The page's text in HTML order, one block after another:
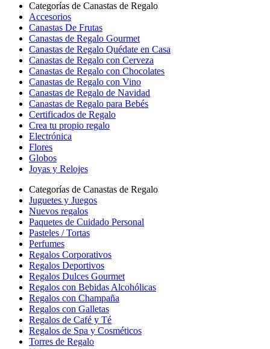
Categorías de Canastas de Regalo
Accesorios
Canastas De Frutas
Canastas de Regalo Gourmet
Canastas de Regalo Quédate en Casa
Canastas de Regalo con Cerveza
Canastas de Regalo con Chocolates
Canastas de Regalo con Vino
Canastas de Regalo de Navidad
Canastas de Regalo para Bebés
Certificados de Regalo
Crea tu propio regalo
Electrónica
Flores
Globos
Joyas y Relojes
Categorías de Canastas de Regalo
Juguetes y Juegos
Nuevos regalos
Paquetes de Cuidado Personal
Pasteles / Tortas
Perfumes
Regalos Corporativos
Regalos Deportivos
Regalos Dulces Gourmet
Regalos con Bebidas Alcohólicas
Regalos con Champaña
Regalos con Galletas
Regalos de Café y Té
Regalos de Spa y Cosméticos
Torres de Regalo